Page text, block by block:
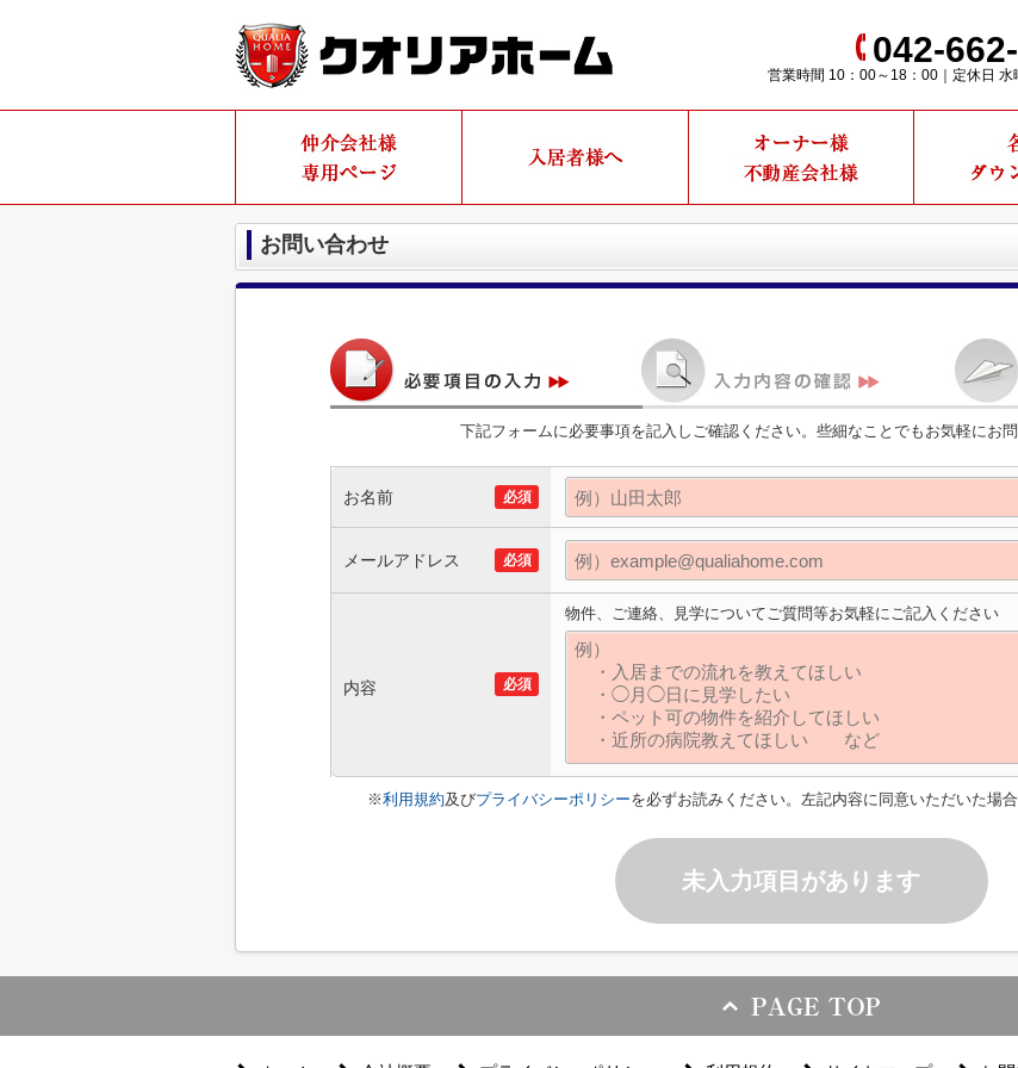
042-
営業時間 10：00～18：00｜定休日 水
お問い合わせ
下記フォームに必要事項を記入しご確認ください。些細なことでもお気軽にお
お名前 必須
メールアドレス 必須
内容 必須
物件、ご連絡、見学についてご質問等お気軽にご記入ください
※利用規約及びプライバシーポリシーを必ずお読みください。左記内容に同意いただいた場
未入力項目があります